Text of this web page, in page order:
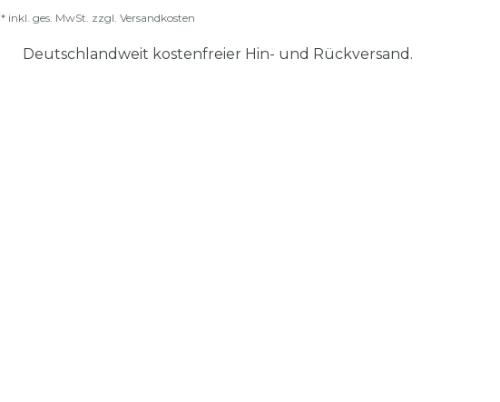
* inkl. ges. MwSt. zzgl. Versandkosten
Deutschlandweit kostenfreier Hin- und Rückversand.